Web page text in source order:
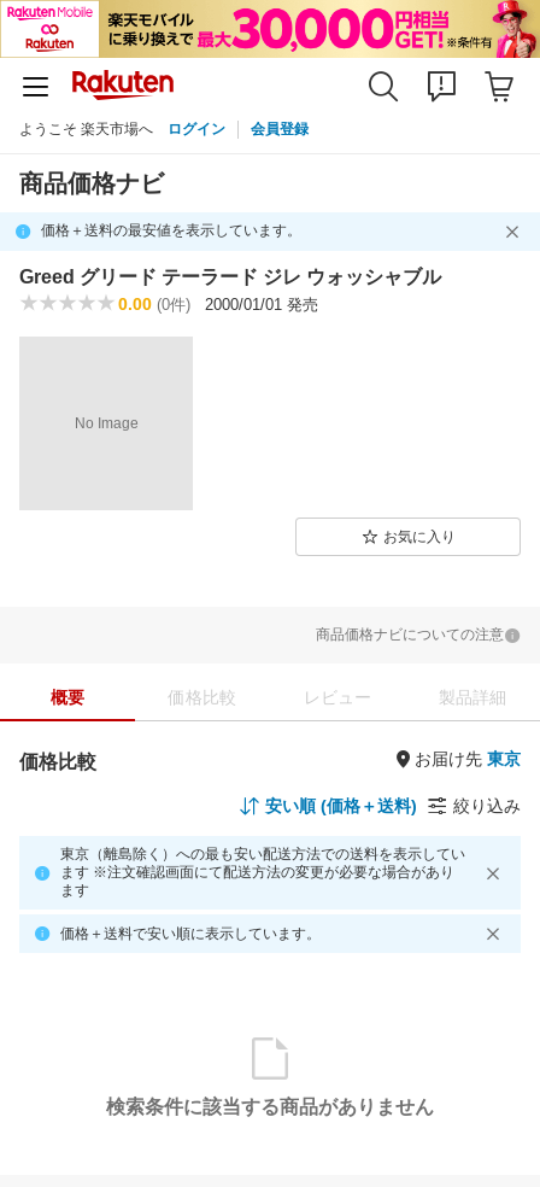
ようこそ 楽天市場へ ログイン 会員登録
商品価格ナビ
価格＋送料の最安値を表示しています。
Greed グリード テーラード ジレ ウォッシャブル
0.00 (0件) 2000/01/01 発売
No Image
お気に入り
商品価格ナビについての注意
概要 価格比較 レビュー 製品詳細
価格比較 お届け先
安い順 (価格＋送料) 絞り込み
東京（離島除く）への最も安い配送方法での送料を表示してい
ます ※注文確認画面にて配送方法の変更が必要な場合があり
ます
価格＋送料で安い順に表示しています。
検索条件に該当する商品がありません